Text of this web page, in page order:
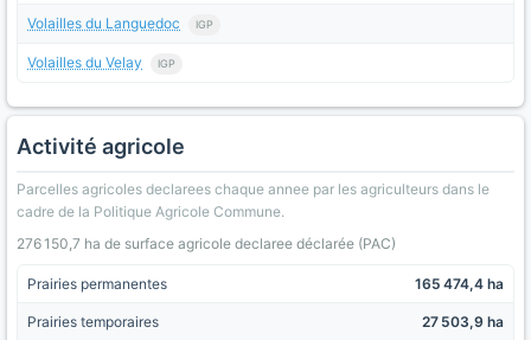
Volailles du Languedoc IGP
Volailles du Velay IGP
Activité agricole
Parcelles agricoles declarees chaque annee par les agriculteurs dans le
cadre de la Politique Agricole Commune.
276 150,7 ha de surface agricole declaree déclarée (PAC)
Prairies permanentes 165 474,4 ha
Prairies temporaires 27 503,9 ha